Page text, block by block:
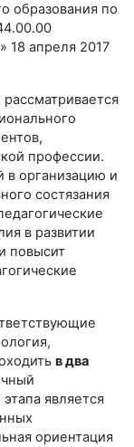
образования по
18 апреля 2017
профессии.
в организацию и
состязания
в развитии
повысит
в два
является
ориентация